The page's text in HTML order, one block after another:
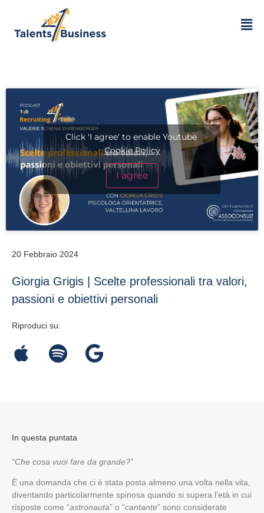
Click 'I agree' to enable Youtube
Cookie Policy
I agree
20 Febbraio 2024
Giorgia Grigis | Scelte professionali tra valori,
passioni e obiettivi personali
Riproduci su:
In questa puntata
“Che cosa vuoi fare da grande?”
È una domanda che ci è stata posta almeno una volta nella vita,
diventando particolarmente spinosa quando si supera l’età in cui
risposte come “astronauta” o “cantante” sono considerate